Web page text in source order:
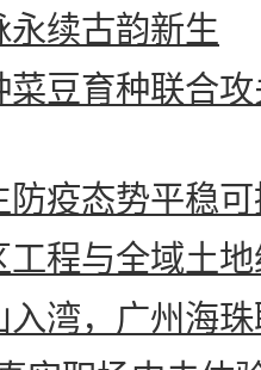
续古韵新生
豆育种联合
防疫态势平稳
工程与全域土
入湾，广州海